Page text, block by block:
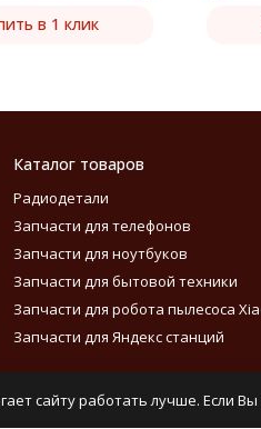
в 1 клик
Каталог товаров
Радиодетали
Запчасти для телефонов
Запчасти для ноутбуков
Запчасти для бытовой техники
Запчасти для робота пылесоса
Запчасти для Яндекс станций
сайту работать лучше. Если